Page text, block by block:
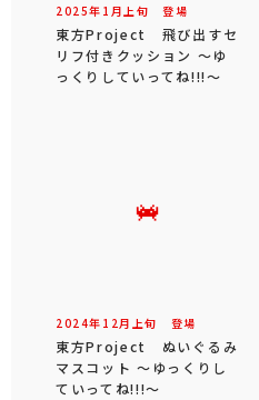
2025年 1 月 上旬 登場
東方Project 飛び出すセ
リフ付きクッション ～ゆ
っくりしていってね!!!～
2024年 12 月 上旬 登場
東方Project ぬいぐるみ
マスコット ～ゆっくりし
ていってね!!!～